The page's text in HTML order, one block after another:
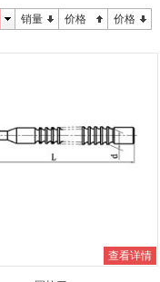
销量 价格 价格
查看详情